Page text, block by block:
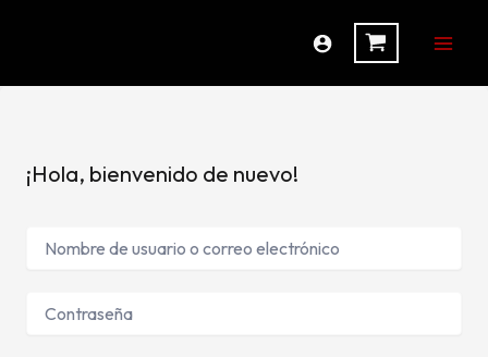
¡Hola, bienvenido de nuevo!